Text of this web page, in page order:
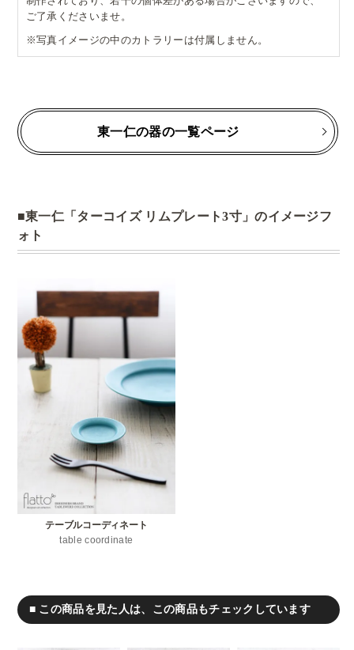
ご了承くださいませ。
※写真イメージの中のカトラリーは付属しません。
東一仁の器の一覧ページ
東一仁「ターコイズ リムプレート3寸」のイメージフ
ォト
テーブルコーディネート
table coordinate
■ この商品を見た人は、この商品もチェックしています